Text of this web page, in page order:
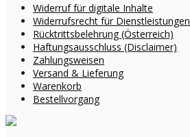
Widerruf für digitale Inhalte
Widerrufsrecht für Dienstleistungen
Rücktrittsbelehrung (Österreich)
Haftungsausschluss (Disclaimer)
Zahlungsweisen
Versand & Lieferung
Warenkorb
Bestellvorgang